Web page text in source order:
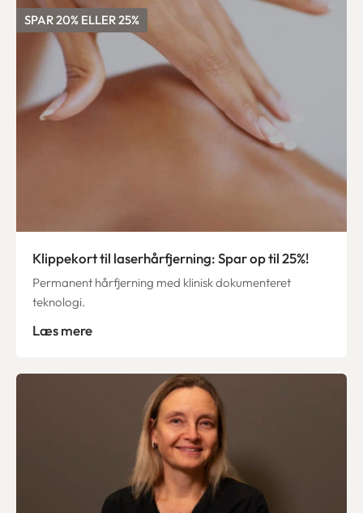
SPAR 20% ELLER 25%
Klippekort til laserhårfjerning: Spar op til 25%!
Permanent hårfjerning med klinisk dokumenteret
teknologi.
Læs mere